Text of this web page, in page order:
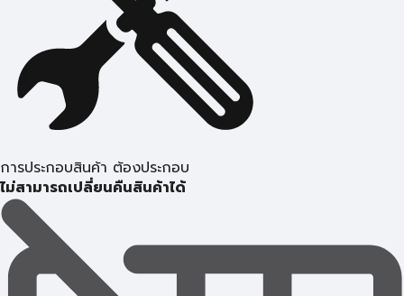
การประกอบสินค้า ต้องประกอบ
ไม่สามารถเปลี่ยนคืนสินค้าได้